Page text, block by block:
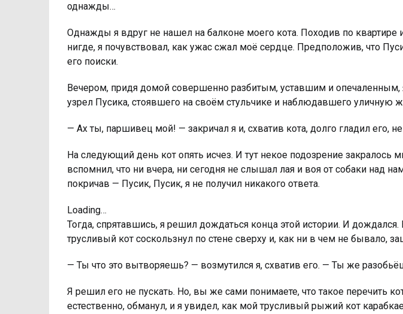
однажды…
Однажды я вдруг не нашел на балконе моего кота. Походив по квартире
нигде, я почувствовал, как ужас сжал моё сердце. Предположив, что
его поиски.
Вечером, придя домой совершенно разбитым, уставшим и
узрел Пусика, стоявшего на своём стульчике и наблюдавшего уличную
— Ах ты, паршивец мой! — закричал я и, схватив кота, долго гладил его,
На следующий день кот опять исчез. И тут некое подозрение закралось
вспомнил, что ни вчера, ни сегодня не слышал лая и воя от собаки над
покричав — Пусик, Пусик, я не получил никакого ответа.
Loading…
Тогда, спрятавшись, я решил дождаться конца этой истории. И
трусливый кот соскользнул по стене сверху и, как ни в чем не бывало,
— Ты что это вытворяешь? — возмутился я, схватив его. — Ты же
Я решил его не пускать. Но, вы же сами понимаете, что такое перечить
естественно, обманул, и я увидел, как мой трусливый рыжий кот